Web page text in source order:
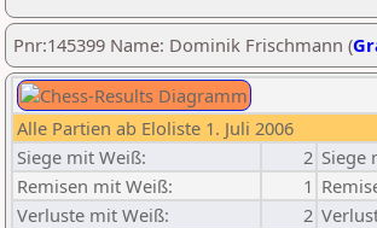
Pnr:145399 Name: Dominik Frischmann (
Alle Partien ab Eloliste 1. Juli 2006
Siege mit Weiß:
2 Siege
Remisen mit Weiß:
1
Verluste mit Weiß:
2